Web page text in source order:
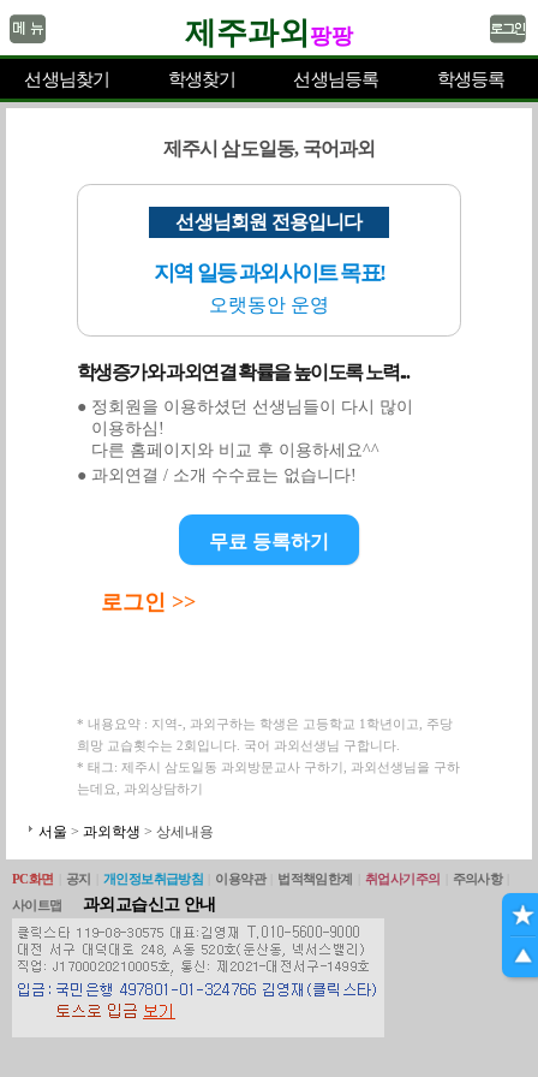
제주과외 팡팡
선생님찾기 학생찾기 선생님등록 학생등록
제주시 삼도일동, 국어과외
선생님회원 전용입니다
지역 일등 과외사이트 목표!
오랫동안 운영
학생증가와 과외연결 확률을 높이도록 노력...
● 정회원을 이용하셨던 선생님들이 다시 많이
이용하심!
다른 홈페이지와 비교 후 이용하세요^^
● 과외연결 / 소개 수수료는 없습니다!
무료 등록하기
로그인 >>
* 내용요약 : 지역-, 과외구하는 학생은 고등학교 1학년이고, 주당
희망 교습횟수는 2회입니다. 국어 과외선생님 구합니다.
* 태그: 제주시 삼도일동 과외방문교사 구하기, 과외선생님을 구하
는데요, 과외상담하기
서울 > 과외학생 > 상세내용
PC화면 공지 개인정보취급방침 이용약관 법적책임한계 취업사기주의 주의사항
사이트맵
과외교습신고 안내